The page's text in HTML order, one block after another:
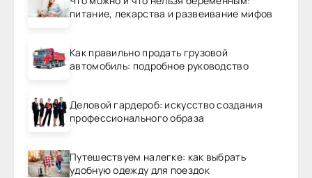
питание, лекарства и развеивание мифов
Как правильно продать грузовой
автомобиль: подробное руководство
Деловой гардероб: искусство создания
профессионального образа
Путешествуем налегке: как выбрать
удобную одежду для поездок